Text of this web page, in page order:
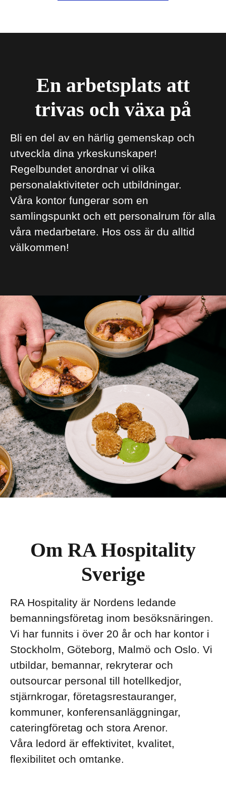
En arbetsplats att
trivas och växa på
Bli en del av en härlig gemenskap och
utveckla dina yrkeskunskaper!
Regelbundet anordnar vi olika
personalaktiviteter och utbildningar.
Våra kontor fungerar som en
samlingspunkt och ett personalrum för alla
våra medarbetare. Hos oss är du alltid
välkommen!
Om RA Hospitality
Sverige
RA Hospitality är Nordens ledande
bemanningsföretag inom besöksnäringen.
Vi har funnits i över 20 år och har kontor i
Stockholm, Göteborg, Malmö och Oslo. Vi
utbildar, bemannar, rekryterar och
outsourcar personal till hotellkedjor,
stjärnkrogar, företagsrestauranger,
kommuner, konferensanläggningar,
cateringföretag och stora Arenor.
Våra ledord är effektivitet, kvalitet,
flexibilitet och omtanke.